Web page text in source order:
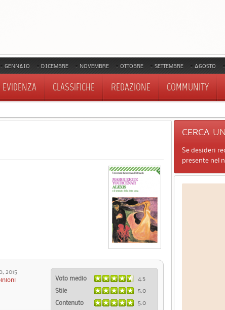
GENNAIO DICEMBRE NOVEMBRE OTTOBRE SETTEMBRE AGOSTO
EVIDENZA CLASSIFICHE REDAZIONE COMMUNITY
Voto medio
4.5
Stile
5.0
Contenuto
5.0
2015
CERCA
Se desideri
presente nel